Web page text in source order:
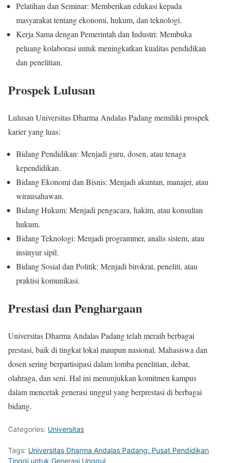
Pelatihan dan Seminar: Memberikan edukasi kepada
masyarakat tentang ekonomi, hukum, dan teknologi.
Kerja Sama dengan Pemerintah dan Industri: Membuka
peluang kolaborasi untuk meningkatkan kualitas pendidikan
dan penelitian.
Prospek Lulusan
Lulusan Universitas Dharma Andalas Padang memiliki prospek
karier yang luas:
Bidang Pendidikan: Menjadi guru, dosen, atau tenaga
kependidikan.
Bidang Ekonomi dan Bisnis: Menjadi akuntan, manajer, atau
wirausahawan.
Bidang Hukum: Menjadi pengacara, hakim, atau konsultan
hukum.
Bidang Teknologi: Menjadi programmer, analis sistem, atau
insinyur sipil.
Bidang Sosial dan Politik: Menjadi birokrat, peneliti, atau
praktisi komunikasi.
Prestasi dan Penghargaan
Universitas Dharma Andalas Padang telah meraih berbagai
prestasi, baik di tingkat lokal maupun nasional. Mahasiswa dan
dosen sering berpartisipasi dalam lomba penelitian, debat,
olahraga, dan seni. Hal ini menunjukkan komitmen kampus
dalam mencetak generasi unggul yang berprestasi di berbagai
bidang.
Categories: Universitas
Tags: Universitas Dharma Andalas Padang: Pusat Pendidikan
Tinggi untuk Generasi Unggul